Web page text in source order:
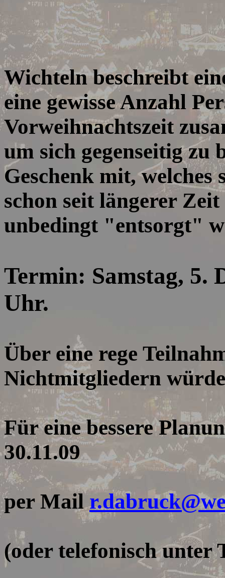
Wichteln beschreibt
eine gewisse Anzahl
Vorweihnachtszeit
um sich gegenseitig zu
Geschenk mit,
schon seit längerer
unbedingt "entsorgt"
Termin: Samstag, 5.
Uhr.
Über eine rege
Nichtmitgliedern
Für eine bessere
30.11.09
per Mail
(oder telefonisch unter